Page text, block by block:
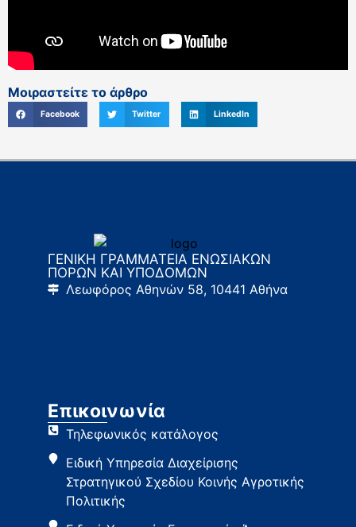
Μοιραστείτε το άρθρο
Facebook Twitter LinkedIn
ΓΕΝΙΚΗ ΓΡΑΜΜΑΤΕΙΑ ΕΝΩΣΙΑΚΩΝ
ΠΟΡΩΝ ΚΑΙ ΥΠΟΔΟΜΩΝ
Λεωφόρος Αθηνών 58, 10441 Αθήνα
Επικοινωνία
Τηλεφωνικός κατάλογος
Ειδική Υπηρεσία Διαχείρισης
Στρατηγικού Σχεδίου Κοινής Αγροτικής
Πολιτικής